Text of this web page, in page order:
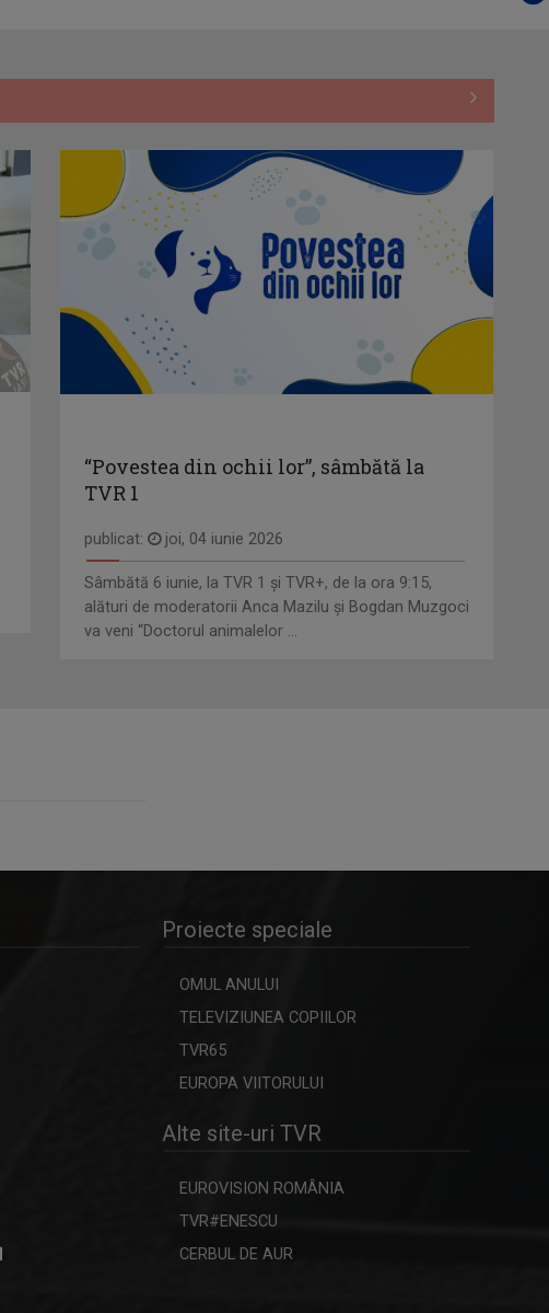
“Povestea din ochii lor”, sâmbătă la
TVR 1
publicat: joi, 04 iunie 2026
Sâmbătă 6 iunie, la TVR 1 și TVR+, de la ora 9:15,
alături de moderatorii Anca Mazilu şi Bogdan Muzgoci
va veni “Doctorul animalelor ...
Proiecte speciale
OMUL ANULUI
TELEVIZIUNEA COPIILOR
TVR65
EUROPA VIITORULUI
Alte site-uri TVR
EUROVISION ROMÂNIA
TVR#ENESCU
CERBUL DE AUR